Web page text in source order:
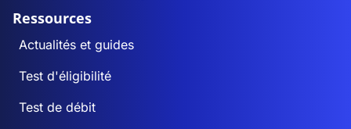
Ressources
Actualités et guides
Test d'éligibilité
Test de débit